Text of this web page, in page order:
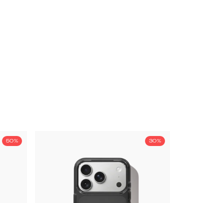
50% 30%